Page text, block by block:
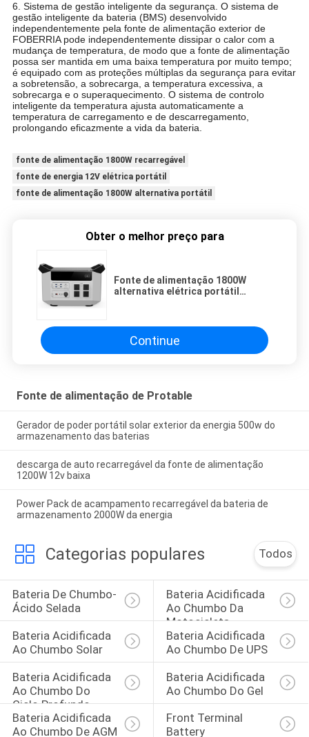
6. Sistema de gestão inteligente da segurança. O sistema de
gestão inteligente da bateria (BMS) desenvolvido
independentemente pela fonte de alimentação exterior de
FOBERRIA pode independentemente dissipar o calor com a
mudança de temperatura, de modo que a fonte de alimentação
possa ser mantida em uma baixa temperatura por muito tempo;
é equipado com as proteções múltiplas da segurança para evitar
a sobretensão, a sobrecarga, a temperatura excessiva, a
sobrecarga e o superaquecimento. O sistema de controlo
inteligente da temperatura ajusta automaticamente a
temperatura de carregamento e de descarregamento,
prolongando eficazmente a vida da bateria.
fonte de alimentação 1800W recarregável
fonte de energia 12V elétrica portátil
fonte de alimentação 1800W alternativa portátil
Obter o melhor preço para
Fonte de alimentação 1800W
alternativa elétrica portátil
Continue
Fonte de alimentação de Protable
Gerador de poder portátil solar exterior da energia 500w do
armazenamento das baterias
descarga de auto recarregável da fonte de alimentação
1200W 12v baixa
Power Pack de acampamento recarregável da bateria de
armazenamento 2000W da energia
Categorias populares Todos
Bateria De Chumbo-
Ácido Selada
Bateria Acidificada
Ao Chumbo Da
Motocicleta
Bateria Acidificada
Ao Chumbo Solar
Bateria Acidificada
Ao Chumbo De UPS
Bateria Acidificada
Ao Chumbo Do
Ciclo Profundo
Bateria Acidificada
Ao Chumbo Do Gel
Bateria Acidificada
Ao Chumbo De AGM
Front Terminal
Battery